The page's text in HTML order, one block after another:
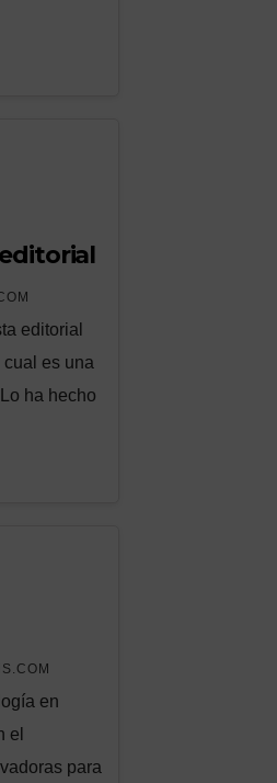
editorial
cual es una
ha hecho
en
el
para